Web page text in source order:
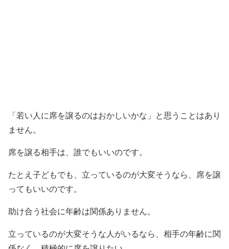
「若い人に席を譲るのはおかしいかな」と思うことはあり
ません。
席を譲る相手は、誰でもいいのです。
たとえ子どもでも、立っているのが大変そうなら、席を譲
ってもいいのです。
助け合う社会に年齢は関係ありません。
立っているのが大変そうな人がいるなら、相手の年齢に関